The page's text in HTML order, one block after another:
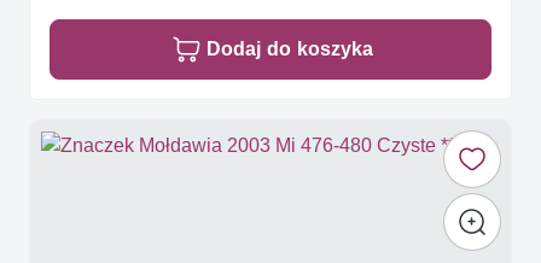
Dodaj do koszyka